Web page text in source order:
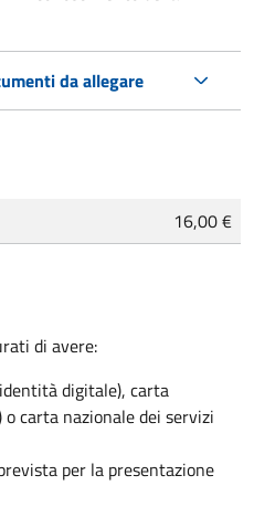
da allegare
16,00 €
di avere:
digitale), carta
carta nazionale dei servizi
per la presentazione